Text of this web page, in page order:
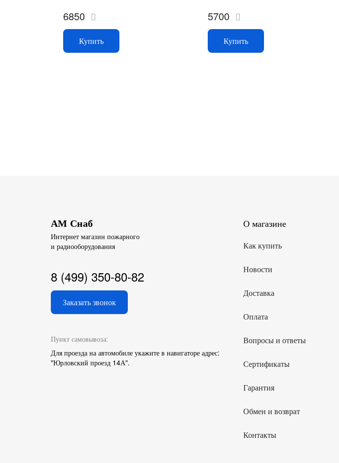
6850
Купить
5700
Купить
АМ Снаб
Интернет магазин пожарного
и радиооборудования
8 (499) 350-80-82
Заказать звонок
Пункт самовывоза:
Для проезда на автомобиле укажите в навигаторе адрес:
"Юрловский проезд 14А".
О магазине
Как купить
Новости
Доставка
Оплата
Вопросы и ответы
Сертификаты
Гарантия
Обмен и возврат
Контакты